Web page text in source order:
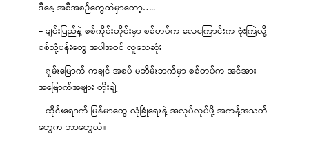
ဒီနေ့ အစီအစဉ်တွေထဲမှာတော့…..
– ချင်းပြည်နဲ့ စစ်ကိုင်းတိုင်းမှာ စစ်တပ်က လေကြောင်းက ဗုံးကြဲလို့
စစ်သုံ့ပန်းတွေ အပါအဝင် လူသေဆုံး
– ရှမ်းမြောက်-ကချင် အစပ် မဘိမ်းဘက်မှာ စစ်တပ်က အင်အား
အမြောက်အများ တိုးချဲ့
– ထိုင်းရောက် မြန်မာတွေ လုံခြုံရေးနဲ့ အလုပ်လုပ်ဖို့ အကန့်အသတ်
တွေက ဘာတွေလဲ။